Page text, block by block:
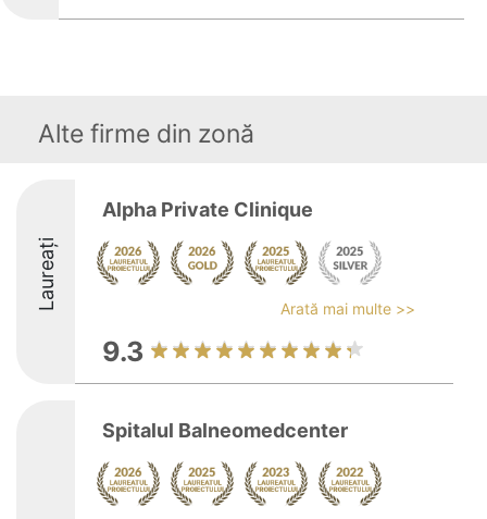
Alte firme din zonă
Laureați
Alpha Private Clinique
Arată mai multe >>
9.3
Spitalul Balneomedcenter